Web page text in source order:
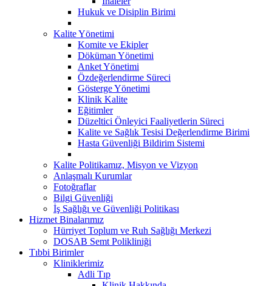
Hukuk ve Disiplin Birimi
Kalite Yönetimi
Komite ve Ekipler
Döküman Yönetimi
Anket Yönetimi
Özdeğerlendirme Süreci
Gösterge Yönetimi
Klinik Kalite
Eğitimler
Düzeltici Önleyici Faaliyetlerin Süreci
Kalite ve Sağlık Tesisi Değerlendirme Birimi
Hasta Güvenliği Bildirim Sistemi
Kalite Politikamız, Misyon ve Vizyon
Anlaşmalı Kurumlar
Fotoğraflar
Bilgi Güvenliği
İş Sağlığı ve Güvenliği Politikası
Hizmet Binalarımız
Hürriyet Toplum ve Ruh Sağlığı Merkezi
DOSAB Semt Polikliniği
Tıbbi Birimler
Kliniklerimiz
Adli Tıp